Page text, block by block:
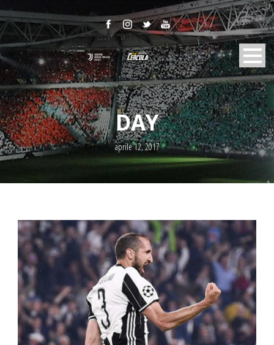
DAY
aprile 12, 2017